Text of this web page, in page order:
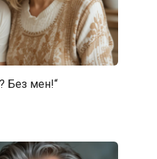
Без мен!“